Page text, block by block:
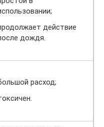
действие
дождя.
расход;